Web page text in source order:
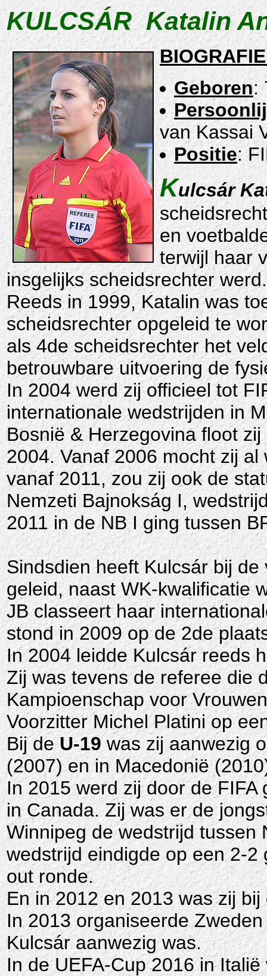
KULCSÁR Katalin
BIOGRAFIE
Geboren:
van Kassai
Positie:
Kulcsár
en
terwijl haar
insgelijks scheidsrechter werd.
Reeds in 1999, Katalin was
scheidsrechter opgeleid te
als 4de scheidsrechter het
betrouwbare uitvoering de
In 2004 werd zij officieel tot
internationale wedstrijden in
Bosnië & Herzegovina floot
2004. Vanaf 2006 mocht zij
vanaf 2011, zou zij ook de
Nemzeti Bajnokság I,
2011 in de NB I ging tussen
Sindsdien heeft Kulcsár bij
geleid, naast WK-kwalificatie
JB classeert haar
stond in 2009 op de 2de
In 2004 leidde Kulcsár reeds
Zij was tevens de referee die
Kampioenschap voor
Voorzitter Michel Platini op
Bij deU-19was zij aanwezig
(2007) en in Macedonië
In 2015 werd zij door de
in Canada. Zij was er de
Winnipeg de wedstrijd tussen
wedstrijd eindigde op een 2-
out ronde.
En in 2012 en 2013 was zij
In 2013 organiseerde
Kulcsár aanwezig was.
In de UEFA-Cup 2016 in